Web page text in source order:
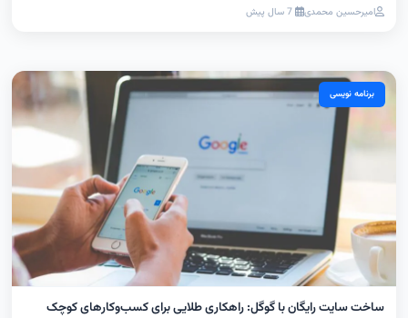
امیرحسین محمدی 7 سال پیش
برنامه نویسی
ساخت سایت رایگان با گوگل: راهکاری طلایی برای کسب‌وکارهای کوچک